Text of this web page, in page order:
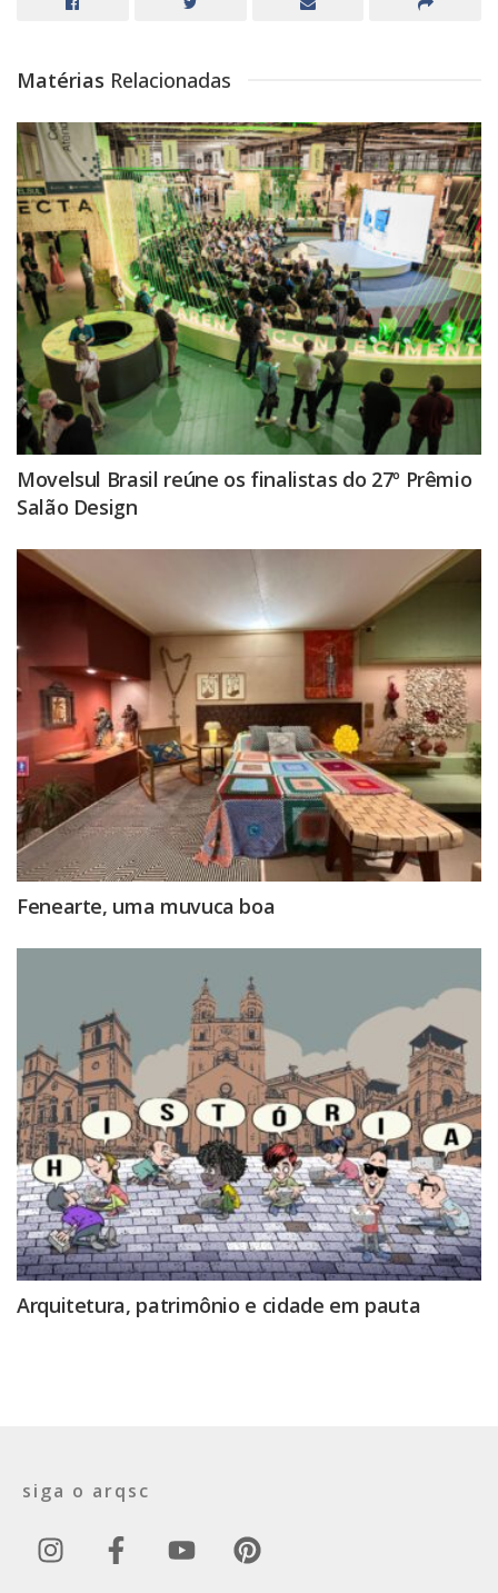
Matérias Relacionadas
Movelsul Brasil reúne os finalistas do 27º Prêmio
Salão Design
Fenearte, uma muvuca boa
Arquitetura, patrimônio e cidade em pauta
siga o arqsc